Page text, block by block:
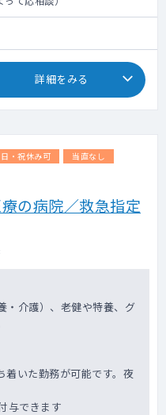
間から30分後くらいまでをご勤
おります
島県内
会けんぽ加入者の被扶養者の方
す
行った後、診察をお願いする
設で二次読影を行いますので、
は依頼元でもご用意可能です
詳細をみる
・祝休み可
当直なし
の病院／救急指定
・介護）、老健や特養、グ
着いた勤務が可能です。夜
与できます